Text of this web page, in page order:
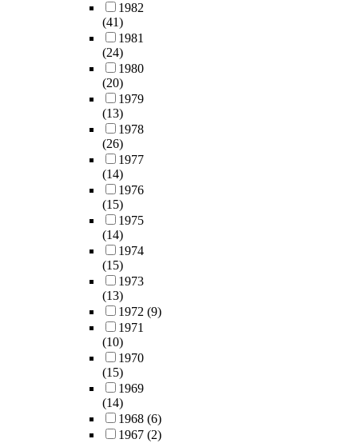
1982
(41)
1981
(24)
1980
(20)
1979
(13)
1978
(26)
1977
(14)
1976
(15)
1975
(14)
1974
(15)
1973
(13)
1972 (9)
1971
(10)
1970
(15)
1969
(14)
1968 (6)
1967 (2)